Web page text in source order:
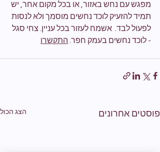
מפגש עם נחש באזור, או בכל מקום אחר, יש
תמיד להזעיק לוכד נחשים מוסמך ולא לנסות
לפעול לבד.  אשמח לעזור בכל עניין. צחי סגל
- לוכד נחשים בעמק חפר. התקשרו
פוסטים אחרונים הצג הכול